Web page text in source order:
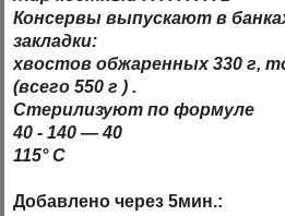
Консервы выпускают в
закладки:
хвостов обжаренных 330 г,
(всего 550 г ) .
Стерилизуют по формуле
40 - 140 — 40
115° С
Добавлено через 5мин.: